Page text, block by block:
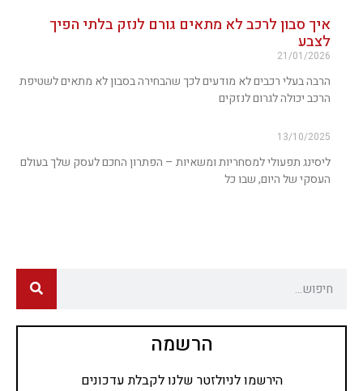
איך סבון לרכב לא מתאים גורם לנזק בלתי הפיך
לצבע
21/01/2026
הרבה בעלי רכבים לא מודעים לכך שהבחירה בסבון לא מתאים לשטיפת
הרכב יכולה לגרום לנזקים
13/10/2025
ליסינג תפעולי למסחריות ומשאיות – הפתרון החכם לעסק שלך בעולם
העסקי של היום, שבו כל
הרשמה
הירשמו לניולזטר שלנו לקבלת עדכונים